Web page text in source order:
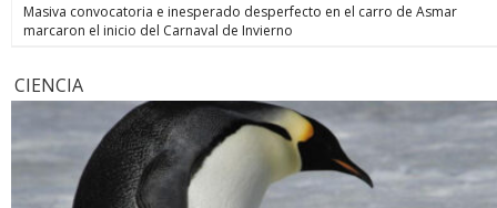
Masiva convocatoria e inesperado desperfecto en el carro de Asmar
marcaron el inicio del Carnaval de Invierno
CIENCIA